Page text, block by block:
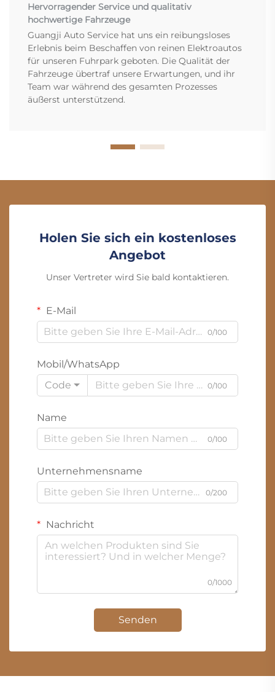
Hervorragender Service und qualitativ
hochwertige Fahrzeuge
Guangji Auto Service hat uns ein reibungsloses
Erlebnis beim Beschaffen von reinen Elektroautos
für unseren Fuhrpark geboten. Die Qualität der
Fahrzeuge übertraf unsere Erwartungen, und ihr
Team war während des gesamten Prozesses
äußerst unterstützend.
Holen Sie sich ein kostenloses
Angebot
Unser Vertreter wird Sie bald kontaktieren.
E-Mail
0/100
Mobil/WhatsApp
Code
0/100
Name
0/100
Unternehmensname
0/200
Nachricht
0/1000
Senden